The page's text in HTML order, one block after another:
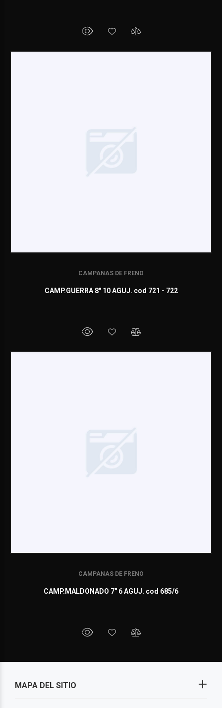
CAMPANAS DE FRENO
CAMP.GUERRA 8" 10 AGUJ. cod 721 - 722
CAMPANAS DE FRENO
CAMP.MALDONADO 7" 6 AGUJ. cod 685/6
MAPA DEL SITIO